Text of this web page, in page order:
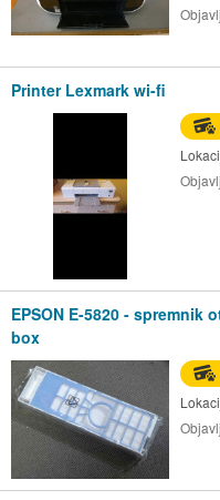
Printer Lexmark wi-fi
EPSON E-5820 - spremnik
box